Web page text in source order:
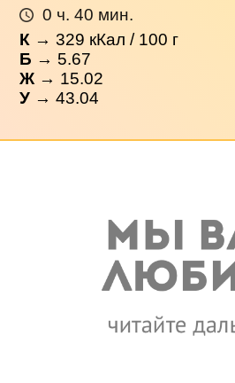
0 ч. 40 мин.
К →329 кКал / 100 г
Б → 5.67
Ж → 15.02
У → 43.04